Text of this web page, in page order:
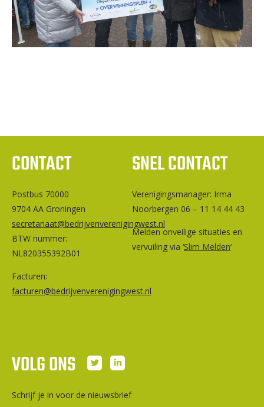
CONTACT
Postbus 70000
9704 AA Groningen
secretariaat@bedrijvenverenigingwest.nl
BTW nummer:
NL820355392B01
Facturen:
facturen@bedrijvenverenigingwest.nl
SNEL CONTACT
Ver­e­ni­gings­ma­na­ger: Irma
Noorbergen 06 – 11 14 44 43
Melden onveilige situaties en
vervuiling via ‘Slim Melden‘
VOLG ONS
Schrijf je in voor de nieuwsbrief